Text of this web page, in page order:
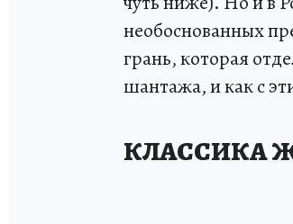
необоснованных
грань, которая
шантажа, и как с
КЛАССИКА